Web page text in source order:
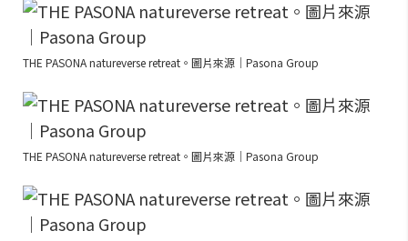
THE PASONA natureverse retreat。圖片來源｜Pasona Group
THE PASONA natureverse retreat。圖片來源｜Pasona Group